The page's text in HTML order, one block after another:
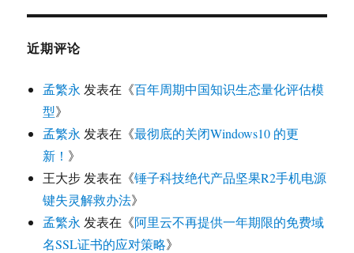
近期评论
孟繁永 发表在《百年周期中国知识生态量化评估模
型》
孟繁永 发表在《最彻底的关闭Windows10 的更
新！ 》
王大步 发表在《锤子科技绝代产品坚果R2手机电源
键失灵解救办法》
孟繁永 发表在《阿里云不再提供一年期限的免费域
名SSL证书的应对策略》